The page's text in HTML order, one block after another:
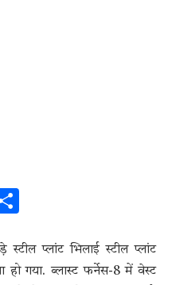
प्लांट भिलाई स्टील प्लांट
हो गया. ब्लास्ट फर्नेस-8 में वेस्ट